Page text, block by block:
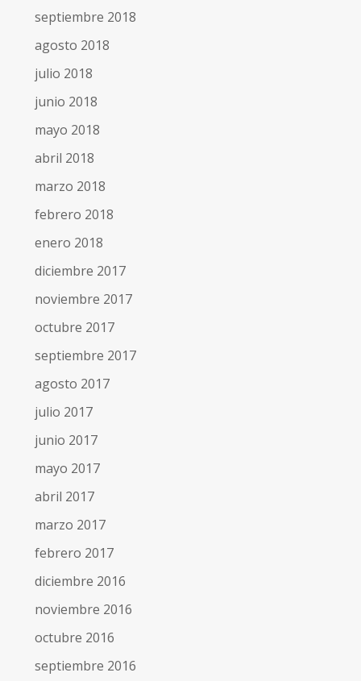
septiembre 2018
agosto 2018
julio 2018
junio 2018
mayo 2018
abril 2018
marzo 2018
febrero 2018
enero 2018
diciembre 2017
noviembre 2017
octubre 2017
septiembre 2017
agosto 2017
julio 2017
junio 2017
mayo 2017
abril 2017
marzo 2017
febrero 2017
diciembre 2016
noviembre 2016
octubre 2016
septiembre 2016